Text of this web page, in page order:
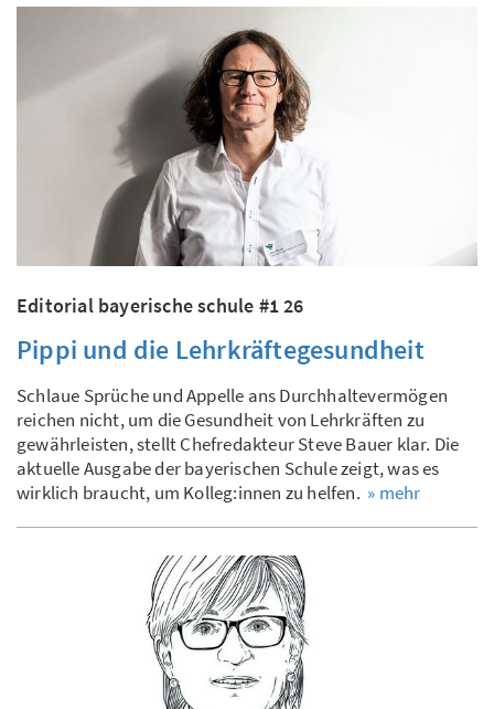
Editorial bayerische schule #1 26
Pippi und die Lehrkräftegesundheit
Schlaue Sprüche und Appelle ans Durchhaltevermögen
reichen nicht, um die Gesundheit von Lehrkräften zu
gewährleisten, stellt Chefredakteur Steve Bauer klar. Die
aktuelle Ausgabe der bayerischen Schule zeigt, was es
wirklich braucht, um Kolleg:innen zu helfen. » mehr